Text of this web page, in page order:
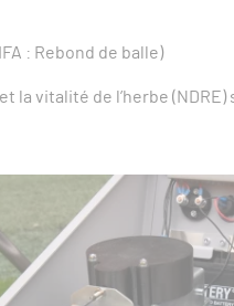
: Rebond de balle)
la vitalité de l’herbe